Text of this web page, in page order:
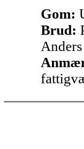
Gom:
Brud: